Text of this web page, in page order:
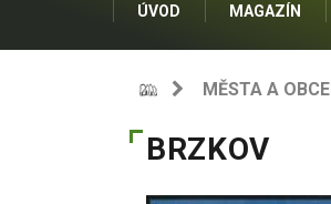
ÚVOD MAGAZÍN
MĚSTA A OBCE
BRZKOV